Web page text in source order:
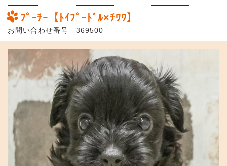
ﾌﾟｰﾁｰ【ﾄｲﾌﾟｰﾄﾞﾙ×ﾁﾜﾜ】
お問い合わせ番号 369500